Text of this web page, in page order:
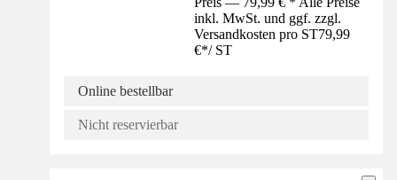
inkl. MwSt. und ggf. zzgl.
Versandkosten pro ST79,99
€*/ ST
Online bestellbar
Nicht reservierbar